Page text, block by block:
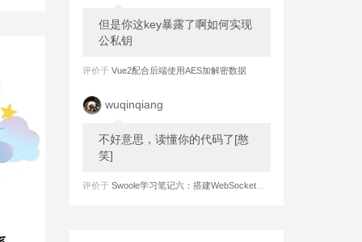
但是你这key暴露了啊如何实现
公私钥
评价于 Vue2配合后端使用AES加解密数据
wuqinqiang
不好意思，读懂你的代码了[憨
笑]
评价于 Swoole学习笔记六：搭建WebSocket长连接 之 服务端实现强制心跳检测